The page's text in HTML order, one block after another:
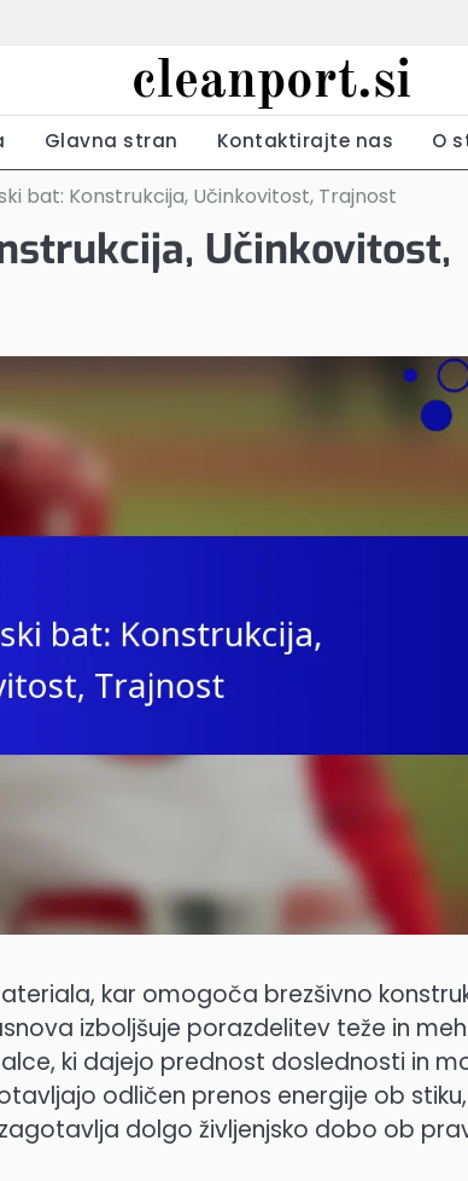
cleanport.si
Glavna stran Kontaktirajte nas O
bat: Konstrukcija, Učinkovitost, Trajnost
Učinkovitost,
kar omogoča brezšivno
izboljšuje porazdelitev teže in
ki dajejo prednost doslednosti in
odličen prenos energije ob
dolgo življenjsko dobo ob